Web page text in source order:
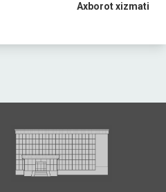
Axborot xizmati